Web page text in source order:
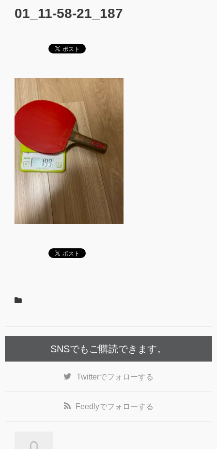
01_11-58-21_187
SNSでもご購読できます。
Twitterでフォローする
Feedlyでフォローする